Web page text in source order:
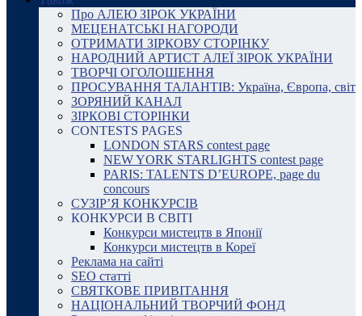
Про АЛЕЮ ЗІРОК УКРАЇНИ
МЕЦЕНАТСЬКІ НАГОРОДИ
ОТРИМАТИ ЗІРКОВУ СТОРІНКУ
НАРОДНИЙ АРТИСТ АЛЕЇ ЗІРОК УКРАЇНИ
ТВОРЧІ ОГОЛОШЕННЯ
ПРОСУВАННЯ ТАЛАНТІВ: Україна, Європа, світ
ЗОРЯНИЙ КАНАЛ
ЗІРКОВІ СТОРІНКИ
CONTESTS PAGES
LONDON STARS contest page
NEW YORK STARLIGHTS contest page
PARIS: TALENTS D’EUROPE, page du
concours
СУЗІР’Я КОНКУРСІВ
КОНКУРСИ В СВІТІ
Конкурси мистецтв в Японії
Конкурси мистецтв в Кореї
Реклама на сайті
SEO статті
СВЯТКОВЕ ПРИВІТАННЯ
НАЦІОНАЛЬНИЙ ТВОРЧИЙ ФОНД